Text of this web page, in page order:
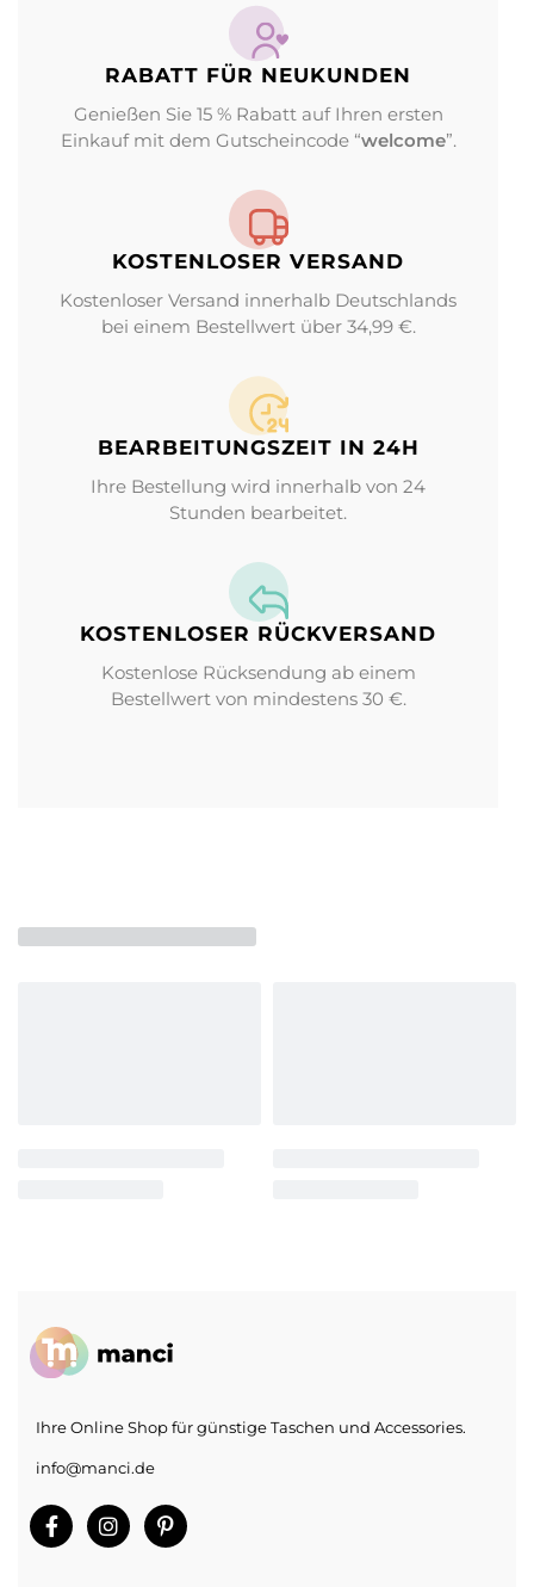
RABATT FÜR NEUKUNDEN
Genießen Sie 15 % Rabatt auf Ihren ersten
Einkauf mit dem Gutscheincode “welcome”.
KOSTENLOSER VERSAND
Kostenloser Versand innerhalb Deutschlands
bei einem Bestellwert über 34,99 €.
BEARBEITUNGS­ZEIT IN 24H
Ihre Bestellung wird innerhalb von 24
Stunden bearbeitet.
KOSTENLOSER RÜCKVERSAND
Kostenlose Rücksendung ab einem
Bestellwert von mindestens 30 €.
Ihre Online Shop für günstige Taschen und Accessories.
info@manci.de